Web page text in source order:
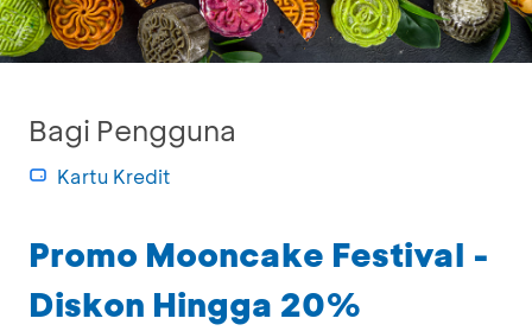
Bagi Pengguna
Kartu Kredit
Promo Mooncake Festival -
Diskon Hingga 20%